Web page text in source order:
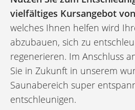
vielfältiges Kursangebot
welches Ihnen helfen wird
abzubauen, sich zu
regenerieren. Im Anschluss
Sie in Zukunft in unserem
Saunabereich super
entschleunigen.